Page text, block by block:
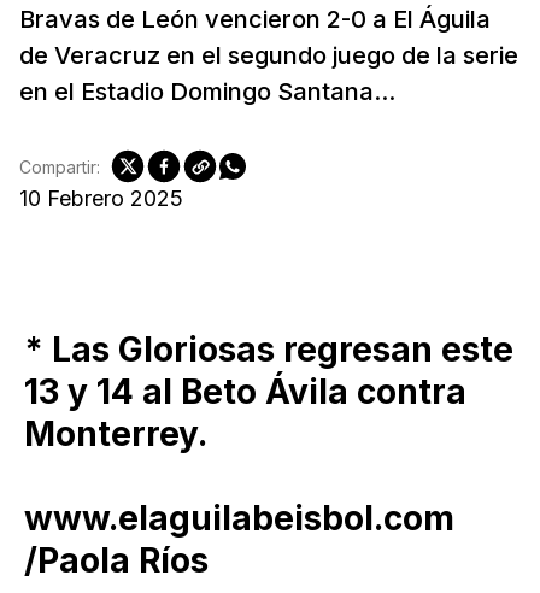
Bravas de León vencieron 2-0 a El Águila
de Veracruz en el segundo juego de la serie
en el Estadio Domingo Santana...
10 Febrero 2025
Compartir:
* Las Gloriosas regresan este
13 y 14 al Beto Ávila contra
Monterrey.
www.elaguilabeisbol.com
/Paola Ríos